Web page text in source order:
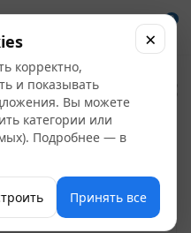
0
корректно,
и показывать
Вы можете
категории или
Подробнее — в
Принять все
×